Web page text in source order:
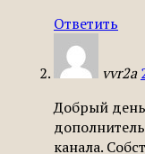
Ответить
vvr2a
Добрый
канала.